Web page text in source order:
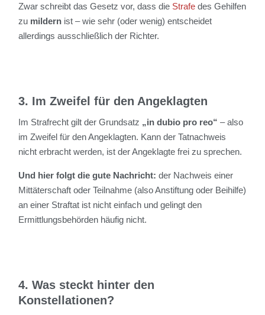
Zwar schreibt das Gesetz vor, dass die Strafe des Gehilfen
zu mildern ist – wie sehr (oder wenig) entscheidet
allerdings ausschließlich der Richter.
3. Im Zweifel für den Angeklagten
Im Strafrecht gilt der Grundsatz „in dubio pro reo“ – also
im Zweifel für den Angeklagten. Kann der Tatnachweis
nicht erbracht werden, ist der Angeklagte frei zu sprechen.
Und hier folgt die gute Nachricht: der Nachweis einer
Mittäterschaft oder Teilnahme (also Anstiftung oder Beihilfe)
an einer Straftat ist nicht einfach und gelingt den
Ermittlungsbehörden häufig nicht.
4. Was steckt hinter den
Konstellationen?